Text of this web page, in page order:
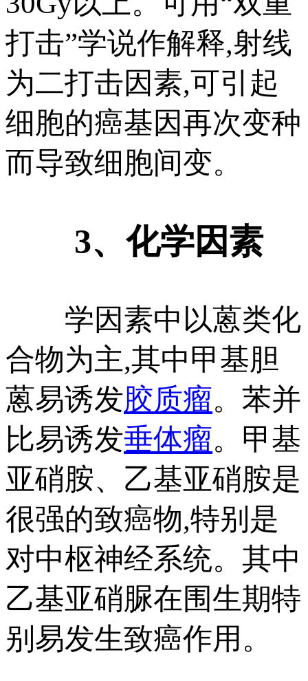
打击”学说作解释,射线
为二打击因素,可引起
细胞的癌基因再次变种
而导致细胞间变。
3、化学因素
学因素中以蒽类化
合物为主,其中甲基胆
蒽易诱发胶质瘤。苯并
比易诱发垂体瘤。甲基
亚硝胺、乙基亚硝胺是
很强的致癌物,特别是
对中枢神经系统。其中
乙基亚硝脲在围生期特
别易发生致癌作用。